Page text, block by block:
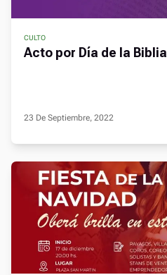
CULTO
Acto por Día de la Biblia
23 De Septiembre, 2022